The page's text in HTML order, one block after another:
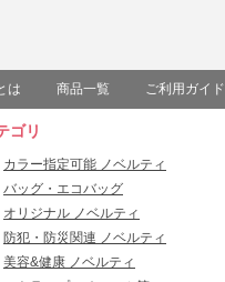
は 商品一覧 ご利用ガイド
ゴリ
カラー指定可能 ノベルティ
バッグ・エコバッグ
オリジナル ノベルティ
防犯・防災関連 ノベルティ
美容&健康 ノベルティ